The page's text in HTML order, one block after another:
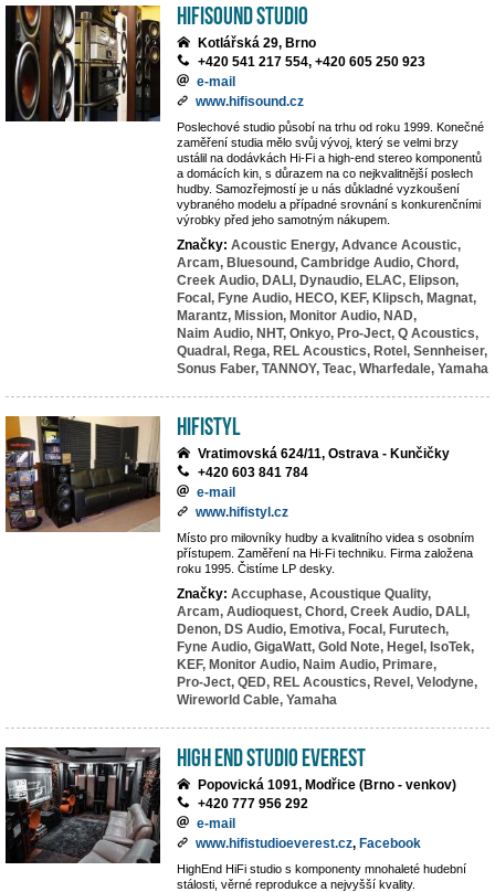
HifiSound Studio
Kotlářská 29, Brno
+420 541 217 554, +420 605 250 923
e-mail
www.hifisound.cz
Poslechové studio působí na trhu od roku 1999. Konečné
zaměření studia mělo svůj vývoj, který se velmi brzy
ustálil na dodávkách Hi-Fi a high-end stereo komponentů
a domácích kin, s důrazem na co nejkvalitnější poslech
hudby. Samozřejmostí je u nás důkladné vyzkoušení
vybraného modelu a případné srovnání s konkurenčními
výrobky před jeho samotným nákupem.
Značky: Acoustic Energy, Advance Acoustic,
Arcam, Bluesound, Cambridge Audio, Chord,
Creek Audio, DALI, Dynaudio, ELAC, Elipson,
Focal, Fyne Audio, HECO, KEF, Klipsch, Magnat,
Marantz, Mission, Monitor Audio, NAD,
Naim Audio, NHT, Onkyo, Pro-Ject, Q Acoustics,
Quadral, Rega, REL Acoustics, Rotel, Sennheiser,
Sonus Faber, TANNOY, Teac, Wharfedale, Yamaha
HiFiStyl
Vratimovská 624/11, Ostrava - Kunčičky
+420 603 841 784
e-mail
www.hifistyl.cz
Místo pro milovníky hudby a kvalitního videa s osobním
přístupem. Zaměření na Hi-Fi techniku. Firma založena
roku 1995. Čistíme LP desky.
Značky: Accuphase, Acoustique Quality,
Arcam, Audioquest, Chord, Creek Audio, DALI,
Denon, DS Audio, Emotiva, Focal, Furutech,
Fyne Audio, GigaWatt, Gold Note, Hegel, IsoTek,
KEF, Monitor Audio, Naim Audio, Primare,
Pro-Ject, QED, REL Acoustics, Revel, Velodyne,
Wireworld Cable, Yamaha
High End Studio EVEREST
Popovická 1091, Modřice (Brno - venkov)
+420 777 956 292
e-mail
www.hifistudioeverest.cz, Facebook
HighEnd HiFi studio s komponenty mnohaleté hudební
stálosti, věrné reprodukce a nejvyšší kvality.